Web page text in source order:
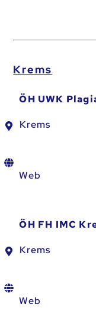
Krems
ÖH UWK
Krems
Web
ÖH FH IMC
Krems
Web